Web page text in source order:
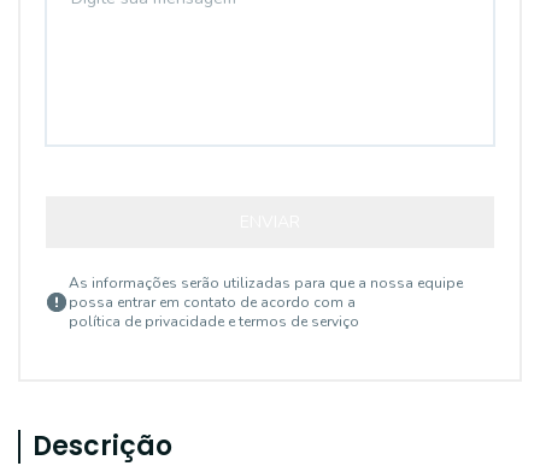
As informações serão utilizadas para que a nossa equipe
possa entrar em contato de acordo com a
política de privacidade e termos de serviço
Descrição